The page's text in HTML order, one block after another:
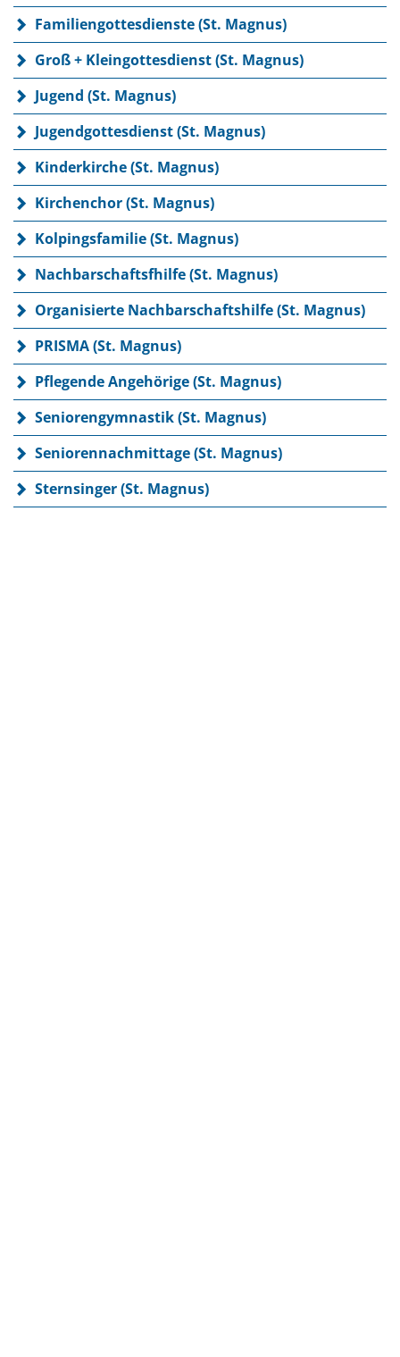
Familiengottesdienste (St. Magnus)
Groß + Kleingottesdienst (St. Magnus)
Jugend (St. Magnus)
Jugendgottesdienst (St. Magnus)
Kinderkirche (St. Magnus)
Kirchenchor (St. Magnus)
Kolpingsfamilie (St. Magnus)
Nachbarschaftsfhilfe (St. Magnus)
Organisierte Nachbarschaftshilfe (St. Magnus)
PRISMA (St. Magnus)
Pflegende Angehörige (St. Magnus)
Seniorengymnastik (St. Magnus)
Seniorennachmittage (St. Magnus)
Sternsinger (St. Magnus)